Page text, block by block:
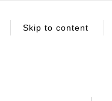
Skip to content